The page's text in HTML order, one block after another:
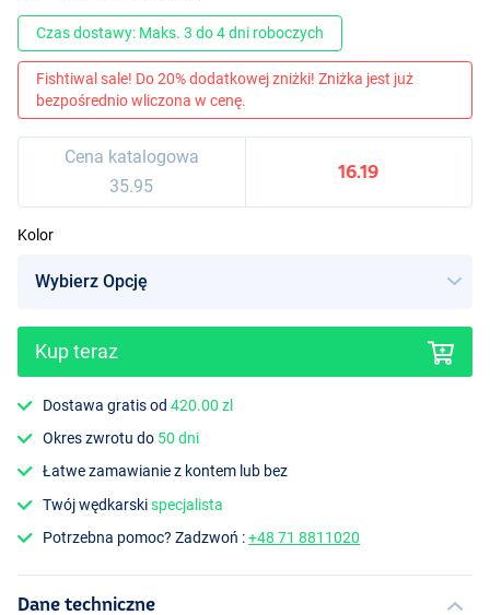
Muddy Brown
Czas dostawy: Maks. 3 do 4 dni roboczych
Fishtiwal sale! Do 20% dodatkowej zniżki! Zniżka jest już
bezpośrednio wliczona w cenę.
Cena katalogowa
35.95
16.19
Kolor
Kup teraz
Dostawa gratis od420.00 zl
Okres zwrotu do 50 dni
Łatwe zamawianie z kontem lub bez
Twój wędkarskispecjalista
Potrzebna pomoc? Zadzwoń :+48 71 8811020
Dane techniczne